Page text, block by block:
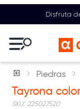
Disfruta
Piedras
Tayrona
: 225027520